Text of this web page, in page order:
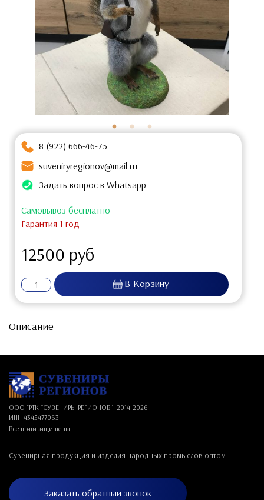
8 (922) 666-46-75
suveniryregionov@mail.ru
Задать вопрос в Whatsapp
Самовывоз бесплатно
Гарантия 1 год
12500 руб
Описание
ООО "РТК “СУВЕНИРЫ РЕГИОНОВ”, 2014-2026
ИНН 4345477063
Все права защищены.
Сувенирная продукция и изделия народных промыслов оптом
Заказать обратный звонок